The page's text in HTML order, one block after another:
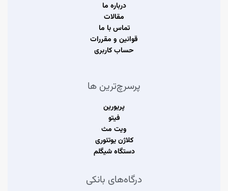
درباره ما
مقالات
تماس با ما
قوانین و مقررات
حساب کاربری
پرسرچ‌ترین ها
پریورین
فیتو
ویت مث
کلاژن یوتئوری
دستگاه شیگلم
درگاه‌های بانکی